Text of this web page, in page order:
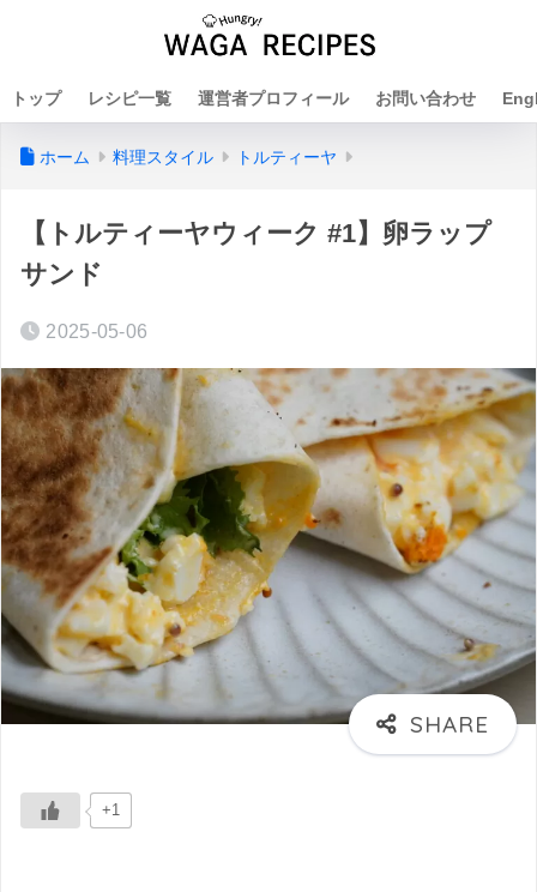
トップ レシピ一覧 運営者プロフィール お問い合わせ
ホーム 料理スタイル トルティーヤ
【トルティーヤウィーク #1】卵ラップ
サンド
2025-05-06
+1